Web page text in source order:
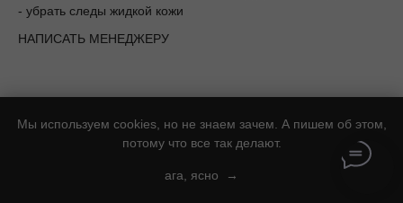
- убрать следы жидкой кожи
НАПИСАТЬ МЕНЕДЖЕРУ
Мы используем cookies, но не знаем зачем. А пишем об этом,
потому что все так делают.
ага, ясно